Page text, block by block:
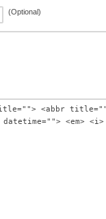
(Optional)
<abbr
<em>